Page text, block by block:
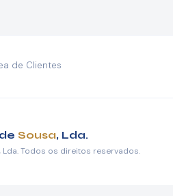
de Clientes
Sousa, Lda.
Todos os direitos reservados.